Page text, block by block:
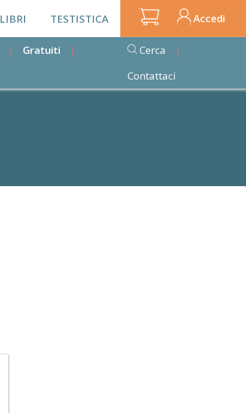
LIBRI TESTISTICA Accedi
Gratuiti
Cerca
Contattaci